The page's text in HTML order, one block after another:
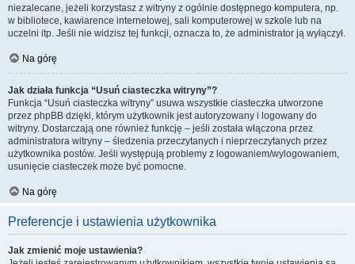
niezalecane, jeżeli korzystasz z witryny z ogólnie dostępnego komputera, np.
w bibliotece, kawiarence internetowej, sali komputerowej w szkole lub na
uczelni itp. Jeśli nie widzisz tej funkcji, oznacza to, że administrator ją wyłączył.
Na górę
Jak działa funkcja “Usuń ciasteczka witryny”?
Funkcja “Usuń ciasteczka witryny” usuwa wszystkie ciasteczka utworzone
przez phpBB dzięki, którym użytkownik jest autoryzowany i logowany do
witryny. Dostarczają one również funkcję – jeśli została włączona przez
administratora witryny – śledzenia przeczytanych i nieprzeczytanych przez
użytkownika postów. Jeśli występują problemy z logowaniem/wylogowaniem,
usunięcie ciasteczek może być pomocne.
Na górę
Preferencje i ustawienia użytkownika
Jak zmienić moje ustawienia?